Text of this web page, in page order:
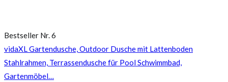
Bestseller Nr. 6
vidaXL Gartendusche, Outdoor Dusche mit Lattenboden
Stahlrahmen, Terrassendusche für Pool Schwimmbad,
Gartenmöbel…